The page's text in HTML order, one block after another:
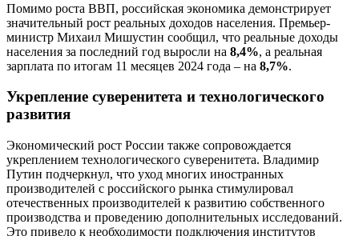
Помимо роста ВВП, российская экономика демонстрирует
значительный рост реальных доходов населения. Премьер-
министр Михаил Мишустин сообщил, что реальные доходы
населения за последний год выросли на 8,4%, а реальная
зарплата по итогам 11 месяцев 2024 года – на 8,7%.
Укрепление суверенитета и технологического
развития
Экономический рост России также сопровождается
укреплением технологического суверенитета. Владимир
Путин подчеркнул, что уход многих иностранных
производителей с российского рынка стимулировал
отечественных производителей к развитию собственного
производства и проведению дополнительных исследований.
Это привело к необходимости подключения институтов